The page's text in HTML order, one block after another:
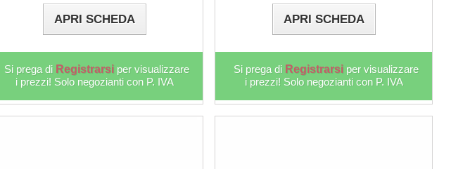
APRI SCHEDA
Si prega di Registrarsi per visualizzare
i prezzi! Solo negozianti con P. IVA
APRI SCHEDA
Si prega di Registrarsi per visualizzare
i prezzi! Solo negozianti con P. IVA